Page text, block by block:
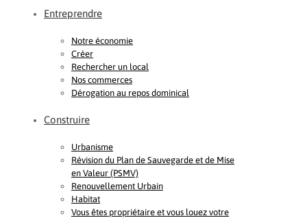
Entreprendre
Notre économie
Créer
Rechercher un local
Nos commerces
Dérogation au repos dominical
Construire
Urbanisme
Révision du Plan de Sauvegarde et de Mise
en Valeur (PSMV)
Renouvellement Urbain
Habitat
Vous êtes propriétaire et vous louez votre